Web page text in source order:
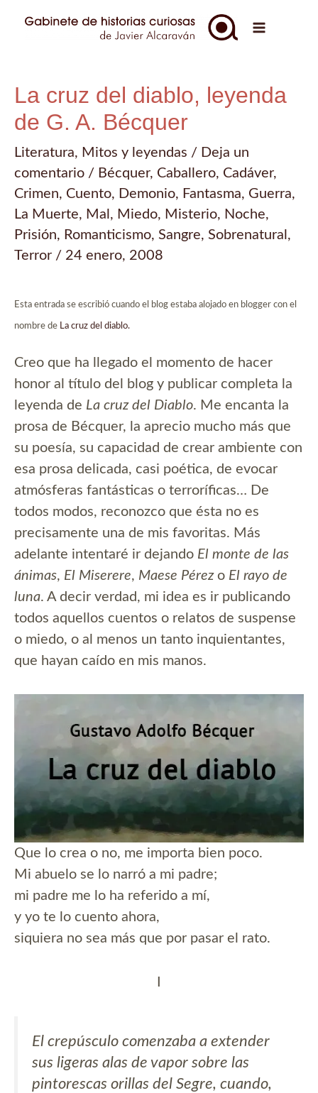
Menu
La cruz del diablo, leyenda
de G. A. Bécquer
Literatura, Mitos y leyendas / Deja un
comentario / Bécquer, Caballero, Cadáver,
Crimen, Cuento, Demonio, Fantasma, Guerra,
La Muerte, Mal , Miedo, Misterio, Noche,
Prisión, Romanticismo, Sangre, Sobrenatural ,
Terror / 24 enero, 2008
Esta entrada se escribió cuando el blog estaba alojado en blogger con el
nombre de La cruz del diablo.
Creo que ha llegado el momento de hacer
honor al título del blog y publicar completa la
leyenda de La cruz del Diablo. Me encanta la
prosa de Bécquer, la aprecio mucho más que
su poesía, su capacidad de crear ambiente con
esa prosa delicada, casi poética, de evocar
atmósferas fantásticas o terroríficas… De
todos modos, reconozco que ésta no es
precisamente una de mis favoritas. Más
adelante intentaré ir dejando El monte de las
ánimas, El Miserere, Maese Pérezo El rayo de
luna. A decir verdad, mi idea es ir publicando
todos aquellos cuentos o relatos de suspense
o miedo, o al menos un tanto inquientantes,
que hayan caído en mis manos.
Que lo crea o no, me importa bien poco.
Mi abuelo se lo narró a mi padre;
mi padre me lo ha referido a mí,
y yo te lo cuento ahora,
siquiera no sea más que por pasar el rato.
El crepúsculo comenzaba a extender
sus ligeras alas de vapor sobre las
pintorescas orillas del Segre, cuando,